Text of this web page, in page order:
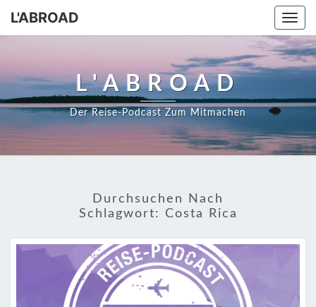
Skip
L'ABROAD
L'ABROAD
Der Reise-Podcast Zum Mitmachen
Durchsuchen Nach
Schlagwort: Costa Rica